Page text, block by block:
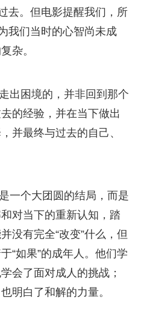
去。但电影提醒我们，所
我们当时的心智尚未成
杂。
出困境的，并非回到那个
的经验，并在当下做出
并最终与过去的自己、
一个大团圆的结局，而是
对当下的重新认知，踏
没有完全“改变”什么，但
“如果”的成年人。他们学
会了面对成人的挑战；
明白了和解的力量。